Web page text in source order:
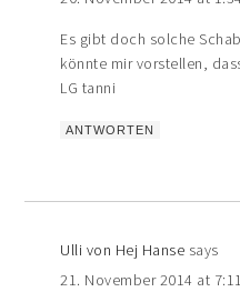
Es gibt doch solche
könnte mir vorstellen,
LG tanni
ANTWORTEN
Ulli von Hej Hanse says
21. November 2014 at